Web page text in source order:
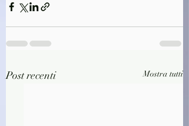
Post recenti Mostra tutti